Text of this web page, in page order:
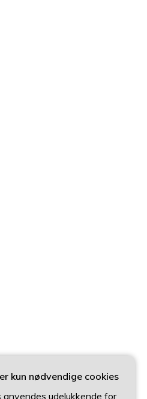
kun nødvendige cookies
anvendes udelukkende for